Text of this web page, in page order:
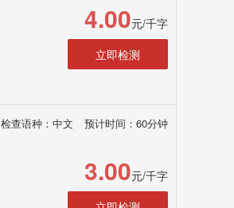
4.00元/千字
立即检测
检查语种：中文 预计时间：60分钟
3.00元/千字